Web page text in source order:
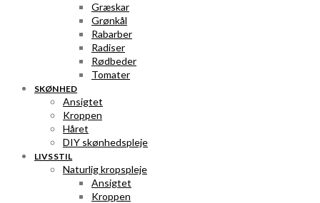
Græskar
Grønkål
Rabarber
Radiser
Rødbeder
Tomater
SKØNHED
Ansigtet
Kroppen
Håret
DIY skønhedspleje
LIVSSTIL
Naturlig kropspleje
Ansigtet
Kroppen